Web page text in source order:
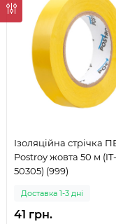
Ізоляційна стрічка
Postroy жовта 50 м (IT-
50305) (999)
Доставка 1-3 дні
41 грн.